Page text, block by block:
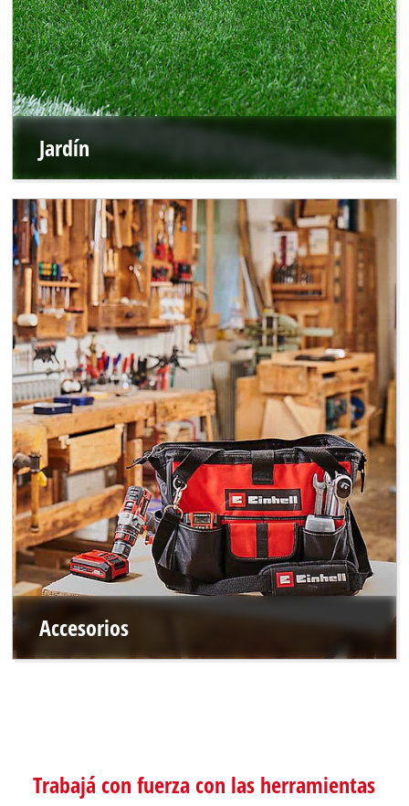
Jardín
Accesorios
Trabajá con fuerza con las herramientas